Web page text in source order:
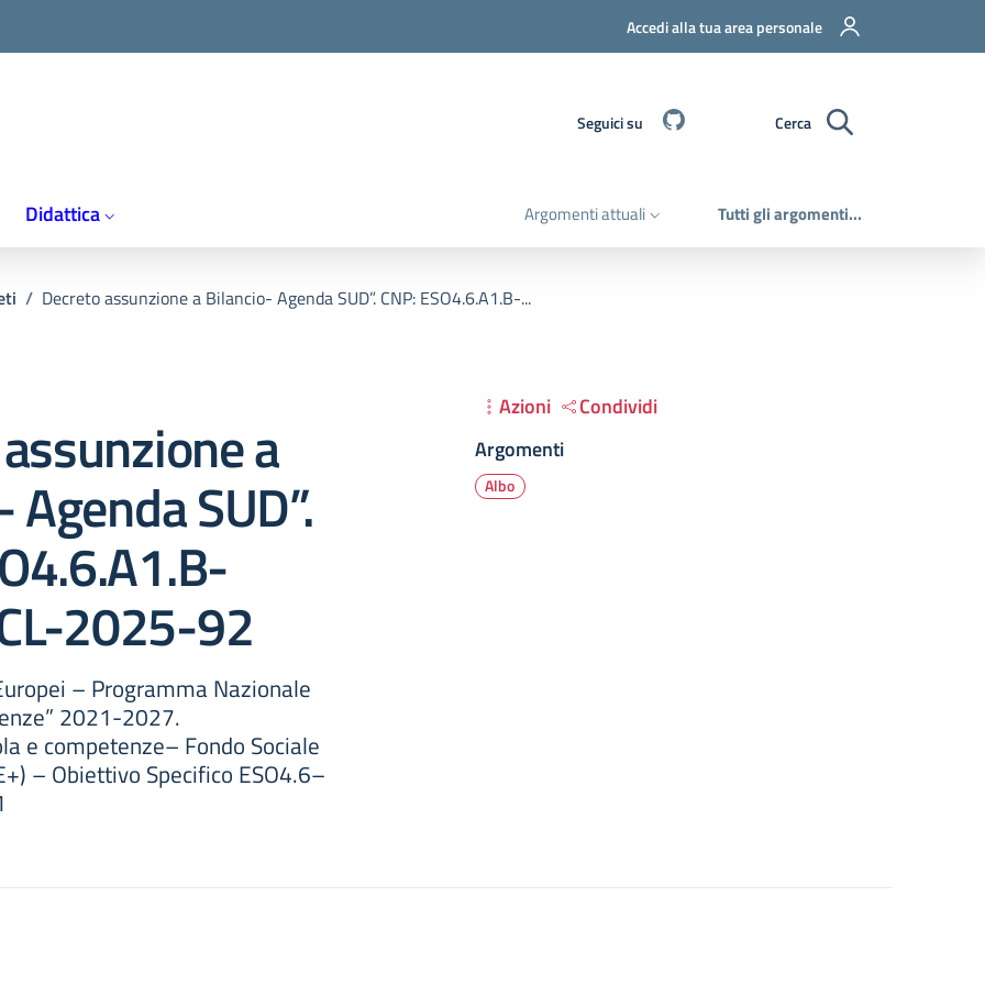
Accedi alla tua area personale
Seguici su Cerca
Didattica Argomenti attuali Tutti gli argomenti...
/ Decreto assunzione a Bilancio- Agenda SUD”. CNP: ESO4.6.A1.B-...
a
SUD”.
2025-92
– Programma Nazionale
2021-2027.
e competenze– Fondo Sociale
– Obiettivo Specifico ESO4.6–
Azioni
Condividi
Argomenti
Albo